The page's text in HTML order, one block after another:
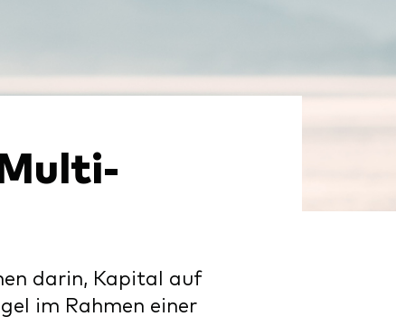
darin, Kapital auf
im Rahmen einer